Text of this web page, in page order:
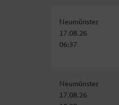
Neumünster
17.08.26
06:37
Neumünster
17.08.26